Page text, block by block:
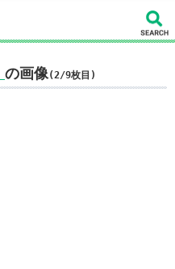
の画像(2/9枚目)